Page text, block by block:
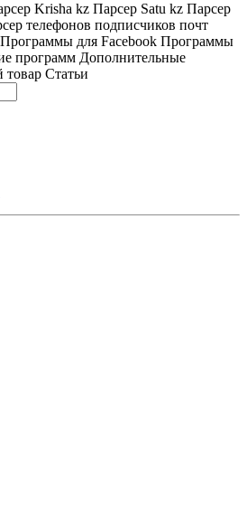
Krisha kz Парсер Satu kz Парсер
телефонов подписчиков почт
Программы для Facebook Программы
программ Дополнительные
товар Статьи